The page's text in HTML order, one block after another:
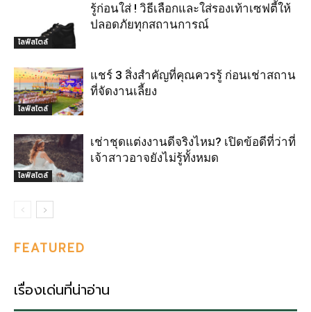
ไลฟ์สไตล์
รู้ก่อนใส่ ! วิธีเลือกและใส่รองเท้าเซฟตี้ให้
ปลอดภัยทุกสถานการณ์
ไลฟ์สไตล์
แชร์ 3 สิ่งสำคัญที่คุณควรรู้ ก่อนเช่าสถาน
ที่จัดงานเลี้ยง
ไลฟ์สไตล์
เช่าชุดแต่งงานดีจริงไหม? เปิดข้อดีที่ว่าที่
เจ้าสาวอาจยังไม่รู้ทั้งหมด
FEATURED
เรื่องเด่นที่น่าอ่าน